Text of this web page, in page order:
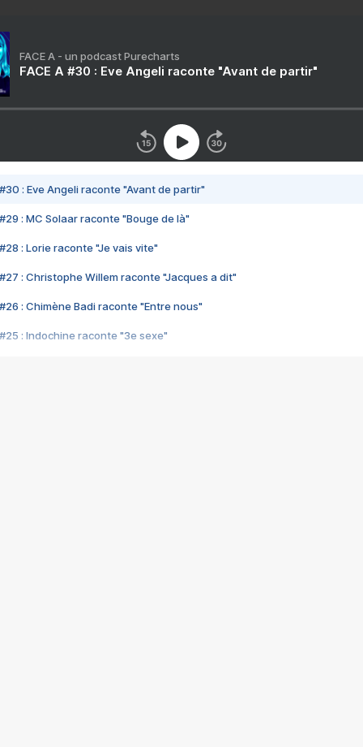
FACE A - un podcast Purecharts
FACE A #30 : Eve Angeli raconte "Avant de partir"
#30 : Eve Angeli raconte "Avant de partir"
#29 : MC Solaar raconte "Bouge de là"
#28 : Lorie raconte "Je vais vite"
#27 : Christophe Willem raconte "Jacques a dit"
#26 : Chimène Badi raconte "Entre nous"
#25 : Indochine raconte "3e sexe"